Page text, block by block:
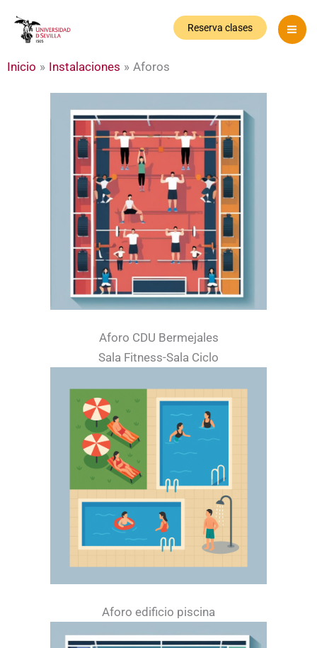
Reserva clases
Inicio Instalaciones Aforos
Aforo CDU Bermejales
Sala Fitness-Sala Ciclo
Aforo edificio piscina